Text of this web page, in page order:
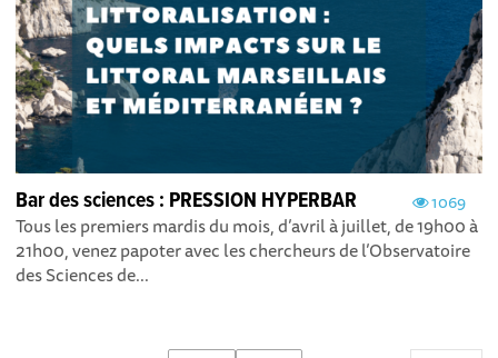
1069
Bar des sciences : PRESSION HYPERBAR
Tous les premiers mardis du mois, d’avril à juillet, de 19h00 à
21h00, venez papoter avec les chercheurs de l’Observatoire
des Sciences de...